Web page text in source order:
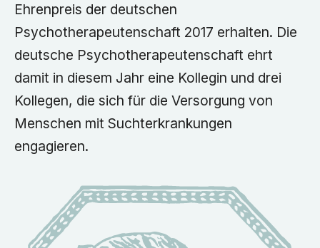
Ehrenpreis der deutschen
Psychotherapeutenschaft 2017 erhalten. Die
deutsche Psychotherapeutenschaft ehrt
damit in diesem Jahr eine Kollegin und drei
Kollegen, die sich für die Versorgung von
Menschen mit Suchterkrankungen
engagieren.